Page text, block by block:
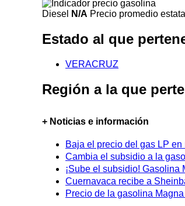
Diesel N/A Precio promedio estatal
Estado al que
VERACRUZ
Región a la que
+ Noticias e información
Baja el precio del gas LP
Cambia el subsidio a la
¡Sube el subsidio!
Cuernavaca recibe a
Precio de la gasolina